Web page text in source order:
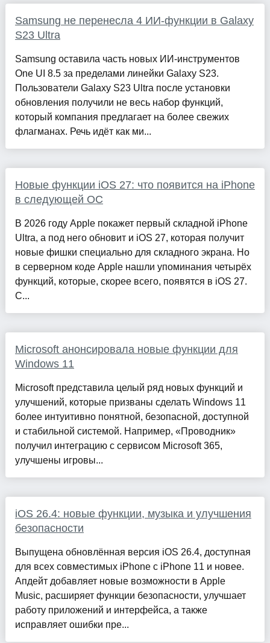
Samsung не перенесла 4 ИИ-функции в Galaxy
S23 Ultra
Samsung оставила часть новых ИИ-инструментов
One UI 8.5 за пределами линейки Galaxy S23.
Пользователи Galaxy S23 Ultra после установки
обновления получили не весь набор функций,
который компания предлагает на более свежих
флагманах. Речь идёт как ми...
Новые функции iOS 27: что появится на iPhone
в следующей ОС
В 2026 году Apple покажет первый складной iPhone
Ultra, а под него обновит и iOS 27, которая получит
новые фишки специально для складного экрана. Но
в серверном коде Apple нашли упоминания четырёх
функций, которые, скорее всего, появятся в iOS 27.
С...
Microsoft анонсировала новые функции для
Windows 11
Microsoft представила целый ряд новых функций и
улучшений, которые призваны сделать Windows 11
более интуитивно понятной, безопасной, доступной
и стабильной системой. Например, «Проводник»
получил интеграцию с сервисом Microsoft 365,
улучшены игровы...
iOS 26.4: новые функции, музыка и улучшения
безопасности
Выпущена обновлённая версия iOS 26.4, доступная
для всех совместимых iPhone с iPhone 11 и новее.
Апдейт добавляет новые возможности в Apple
Music, расширяет функции безопасности, улучшает
работу приложений и интерфейса, а также
исправляет ошибки пре...